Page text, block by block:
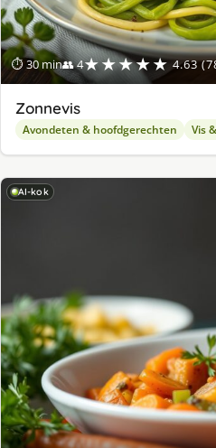
⏱ 30 min👥 4★★★★★ 4.63
Zonnevis
Avondeten & hoofdgerechten Vis
AI-kok